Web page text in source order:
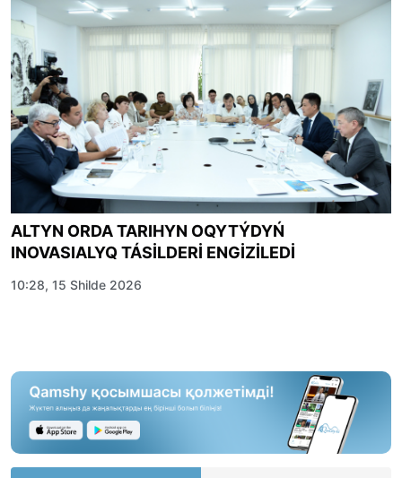
ALTYN ORDA TARIHYN OQYTÝDYŃ
INOVASIALYQ TÁSİLDERİ ENGİZİLEDİ
10:28, 15 Shilde 2026